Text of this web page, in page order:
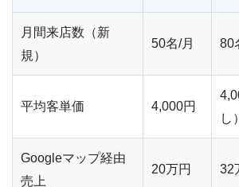
月間来店数（新
規）
50名/月 80
平均客単価 4,000円
し）
Googleマップ経由
売上
20万円 32